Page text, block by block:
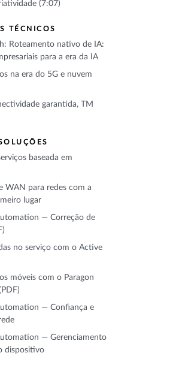
(7:07)
TÉCNICOS
Roteamento nativo de IA:
para a era da IA
na era do 5G e nuvem
garantida, TM
baseada em
WAN para redes com a
lugar
— Correção de
no serviço com o Active
móveis com o Paragon
— Confiança e
— Gerenciamento
dispositivo